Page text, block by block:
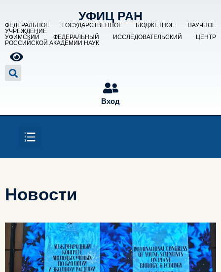
УФИЦ РАН
ФЕДЕРАЛЬНОЕ ГОСУДАРСТВЕННОЕ БЮДЖЕТНОЕ НАУЧНОЕ
УЧРЕЖДЕНИЕ
УФИМСКИЙ ФЕДЕРАЛЬНЫЙ ИССЛЕДОВАТЕЛЬСКИЙ ЦЕНТР
РОССИЙСКОЙ АКАДЕМИИ НАУК
Вход
Новости